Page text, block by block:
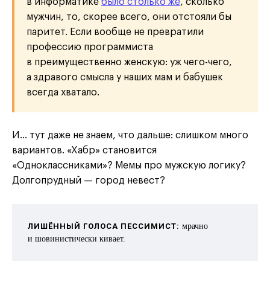
мужчин, то, скорее всего, они отстояли бы
паритет. Если вообще не превратили
профессию программиста
в преимущественно женскую: уж чего-чего,
а здравого смысла у наших мам и бабушек
всегда хватало.
И… тут даже не знаем, что дальше: слишком много
вариантов. «Хабр» становится
«Одноклассниками»? Мемы про мужскую логику?
Долгопрудный — город невест?
ЛИШЁННЫЙ ГОЛОСА ПЕССИМИСТ: мрачно
и шовинистически кивает.